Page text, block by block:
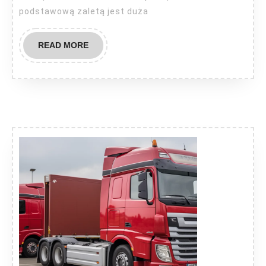
podstawową zaletą jest duża
READ MOREREAD
MORE